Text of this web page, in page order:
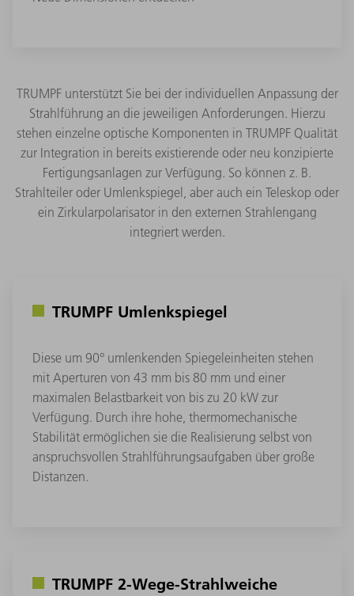
TRUMPF unterstützt Sie bei der individuellen Anpassung der
Strahlführung an die jeweiligen Anforderungen. Hierzu
stehen einzelne optische Komponenten in TRUMPF Qualität
zur Integration in bereits existierende oder neu konzipierte
Fertigungsanlagen zur Verfügung. So können z. B.
Strahlteiler oder Umlenkspiegel, aber auch ein Teleskop oder
ein Zirkularpolarisator in den externen Strahlengang
integriert werden.
TRUMPF Umlenkspiegel
Diese um 90° umlenkenden Spiegeleinheiten stehen
mit Aperturen von 43 mm bis 80 mm und einer
maximalen Belastbarkeit von bis zu 20 kW zur
Verfügung. Durch ihre hohe, thermomechanische
Stabilität ermöglichen sie die Realisierung selbst von
anspruchsvollen Strahlführungsaufgaben über große
Distanzen.
TRUMPF 2-Wege-Strahlweiche